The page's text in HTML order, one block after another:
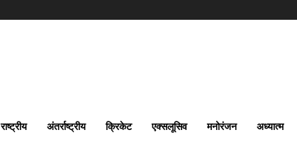
राष्ट्रीय अंतर्राष्‍ट्रीय क्रिकेट एक्सलूसिव मनोरंजन अध्यात्म